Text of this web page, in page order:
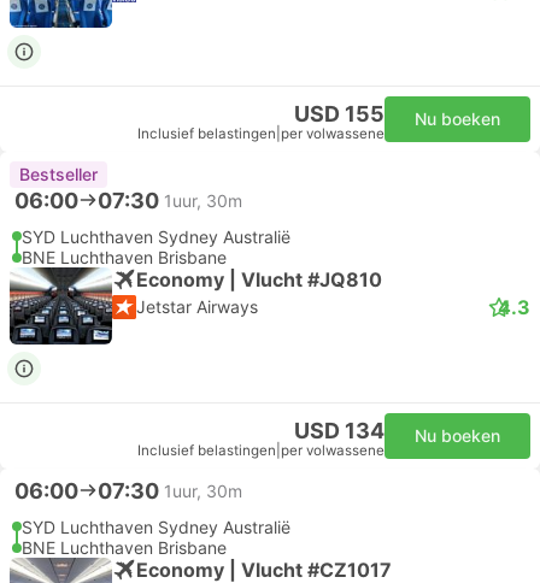
USD 155
Inclusief belastingen per volwassene
Nu boeken
Bestseller
06:00 07:30 1uur, 30m
SYD Luchthaven Sydney Australië
BNE Luchthaven Brisbane
Economy | Vlucht #JQ810
Jetstar Airways 4.3
USD 134
Inclusief belastingen per volwassene
Nu boeken
06:00 07:30 1uur, 30m
SYD Luchthaven Sydney Australië
BNE Luchthaven Brisbane
Economy | Vlucht #CZ1017